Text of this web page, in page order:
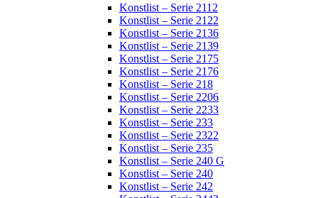
Konstlist – Serie 2112
Konstlist – Serie 2122
Konstlist – Serie 2136
Konstlist – Serie 2139
Konstlist – Serie 2175
Konstlist – Serie 2176
Konstlist – Serie 218
Konstlist – Serie 2206
Konstlist – Serie 2233
Konstlist – Serie 233
Konstlist – Serie 2322
Konstlist – Serie 235
Konstlist – Serie 240 G
Konstlist – Serie 240
Konstlist – Serie 242